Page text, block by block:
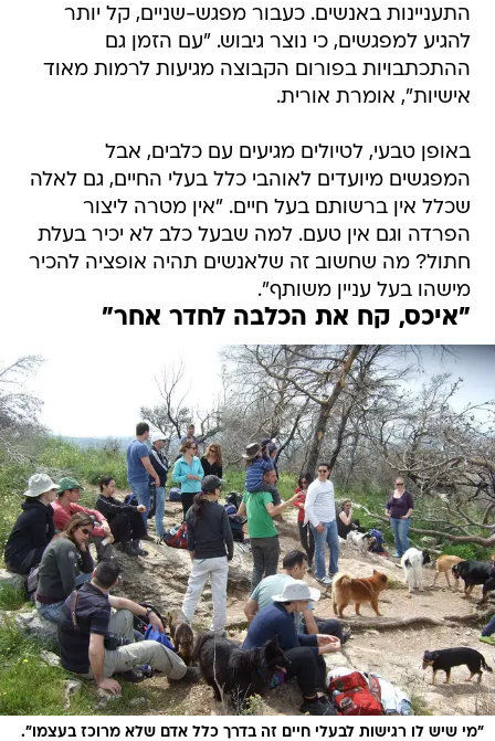
התעניינות באנשים. כעבור מפגש-שניים, קל יותר
להגיע למפגשים, כי נוצר גיבוש. "עם הזמן גם
ההתכתבויות בפורום הקבוצה מגיעות לרמות מאוד
אישיות", אומרת אורית.
באופן טבעי, לטיולים מגיעים עם כלבים, אבל
המפגשים מיועדים לאוהבי כלל בעלי החיים, גם לאלה
שכלל אין ברשותם בעל חיים. "אין מטרה ליצור
הפרדה וגם אין טעם. למה שבעל כלב לא יכיר בעלת
חתול? מה שחשוב זה שלאנשים תהיה אופציה להכיר
מישהו בעל עניין משותף".
"איכס, קח את הכלבה לחדר אחר"
"מי שיש לו רגישות לבעלי חיים זה בדרך כלל אדם שלא מרוכז בעצמו".